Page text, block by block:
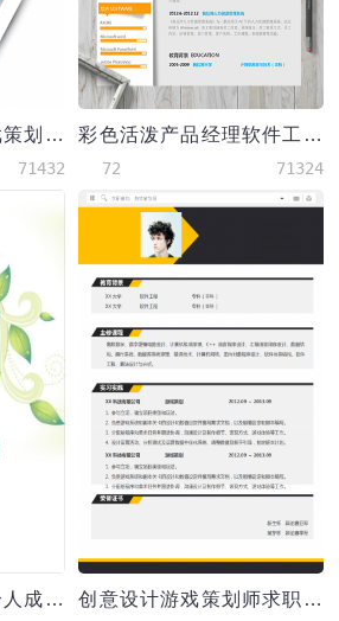
自荐信简历套装游戏策划通用
71432
彩色活泼产品经理软件工程师简历
72 71324
绿色清新产品经理个人成套简历word简历模板 创意设计游戏策划师求职简历